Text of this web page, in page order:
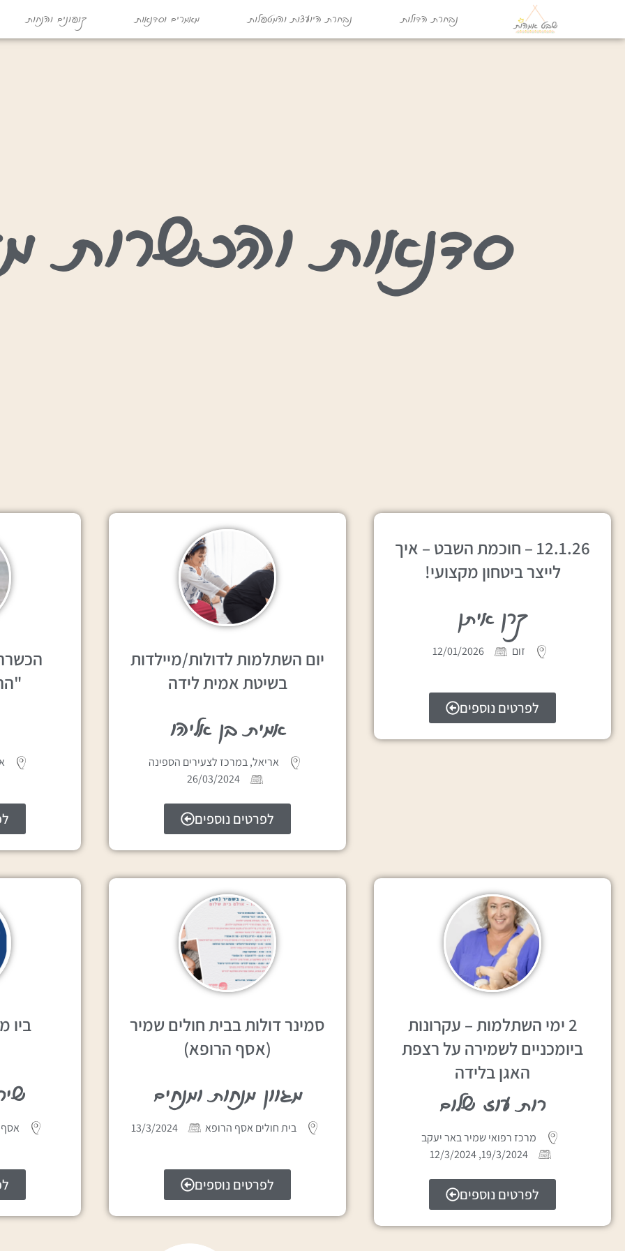
נבחרת הדולות נבחרת היועצות והמטפלות מאמרים וסדנאות קופונים והנחות
סדנאות והכשרות
12.1.26 – חוכמת השבט – איך
לייצר ביטחון מקצועי!
קרן איתן
זום 12/01/2026
לפרטים נוספים
יום השתלמות לדולות/מיילדות
בשיטת אמית לידה
אמית בן אליהו
אריאל, במרכז לצעירים הספינה
26/03/2024
לפרטים נוספים
2 ימי השתלמות – עקרונות
ביומכניים לשמירה על רצפת
האגן בלידה
רות עוז שלום
מרכז רפואי שמיר באר יעקב
19/3/2024, 12/3/2024
לפרטים נוספים
סמינר דולות בבית חולים שמיר
(אסף הרופא)
מגוון מנחות ומנחים
בית חולים אסף הרופא 13/3/2024
לפרטים נוספים
ביו